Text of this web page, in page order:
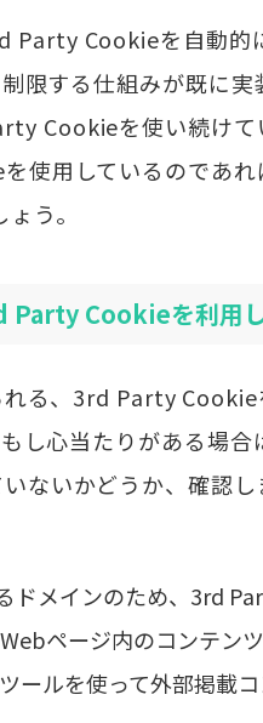
Party Cookieを自動的
限する仕組みが既に
Cookieを使い続けて
使用しているのであれ
う。
Party Cookieを利用
る、3rd Party
し心当たりがある場
ないかどうか、確認し
メインのため、3rd
ページ内のコンテン
ールを使って外部掲載